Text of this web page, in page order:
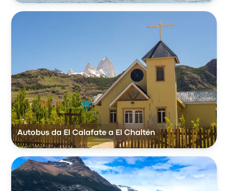
Autobus da El Calafate a El Chaltén